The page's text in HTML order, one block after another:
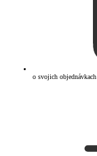
o svojich objednávkach